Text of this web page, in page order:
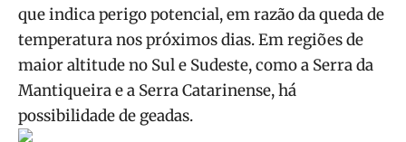
que indica perigo potencial, em razão da queda de
temperatura nos próximos dias. Em regiões de
maior altitude no Sul e Sudeste, como a Serra da
Mantiqueira e a Serra Catarinense, há
possibilidade de geadas.